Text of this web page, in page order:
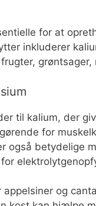
for at
inkluderer
til kalium, der
for
også betydelige
og